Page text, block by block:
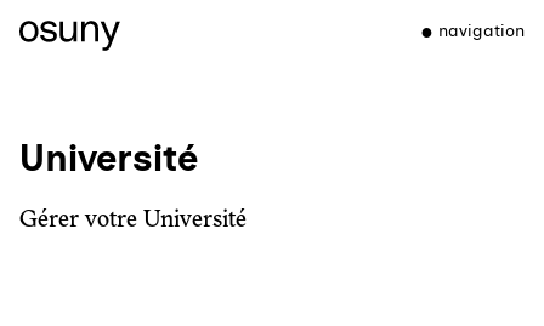
navigation
Université
Gérer votre Université